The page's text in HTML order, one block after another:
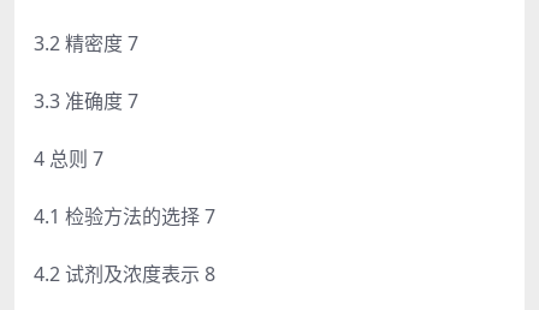
3.2 精密度 7
3.3 准确度 7
4 总则 7
4.1 检验方法的选择 7
4.2 试剂及浓度表示 8